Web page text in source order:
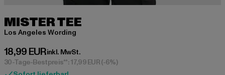
MISTER TEE
Los Angeles Wording
18,99 EUR
Derzeitiger Preis: 18,99 EUR
inkl. MwSt.
30-Tage-Bestpreis**: 17,99 EUR(-6%)